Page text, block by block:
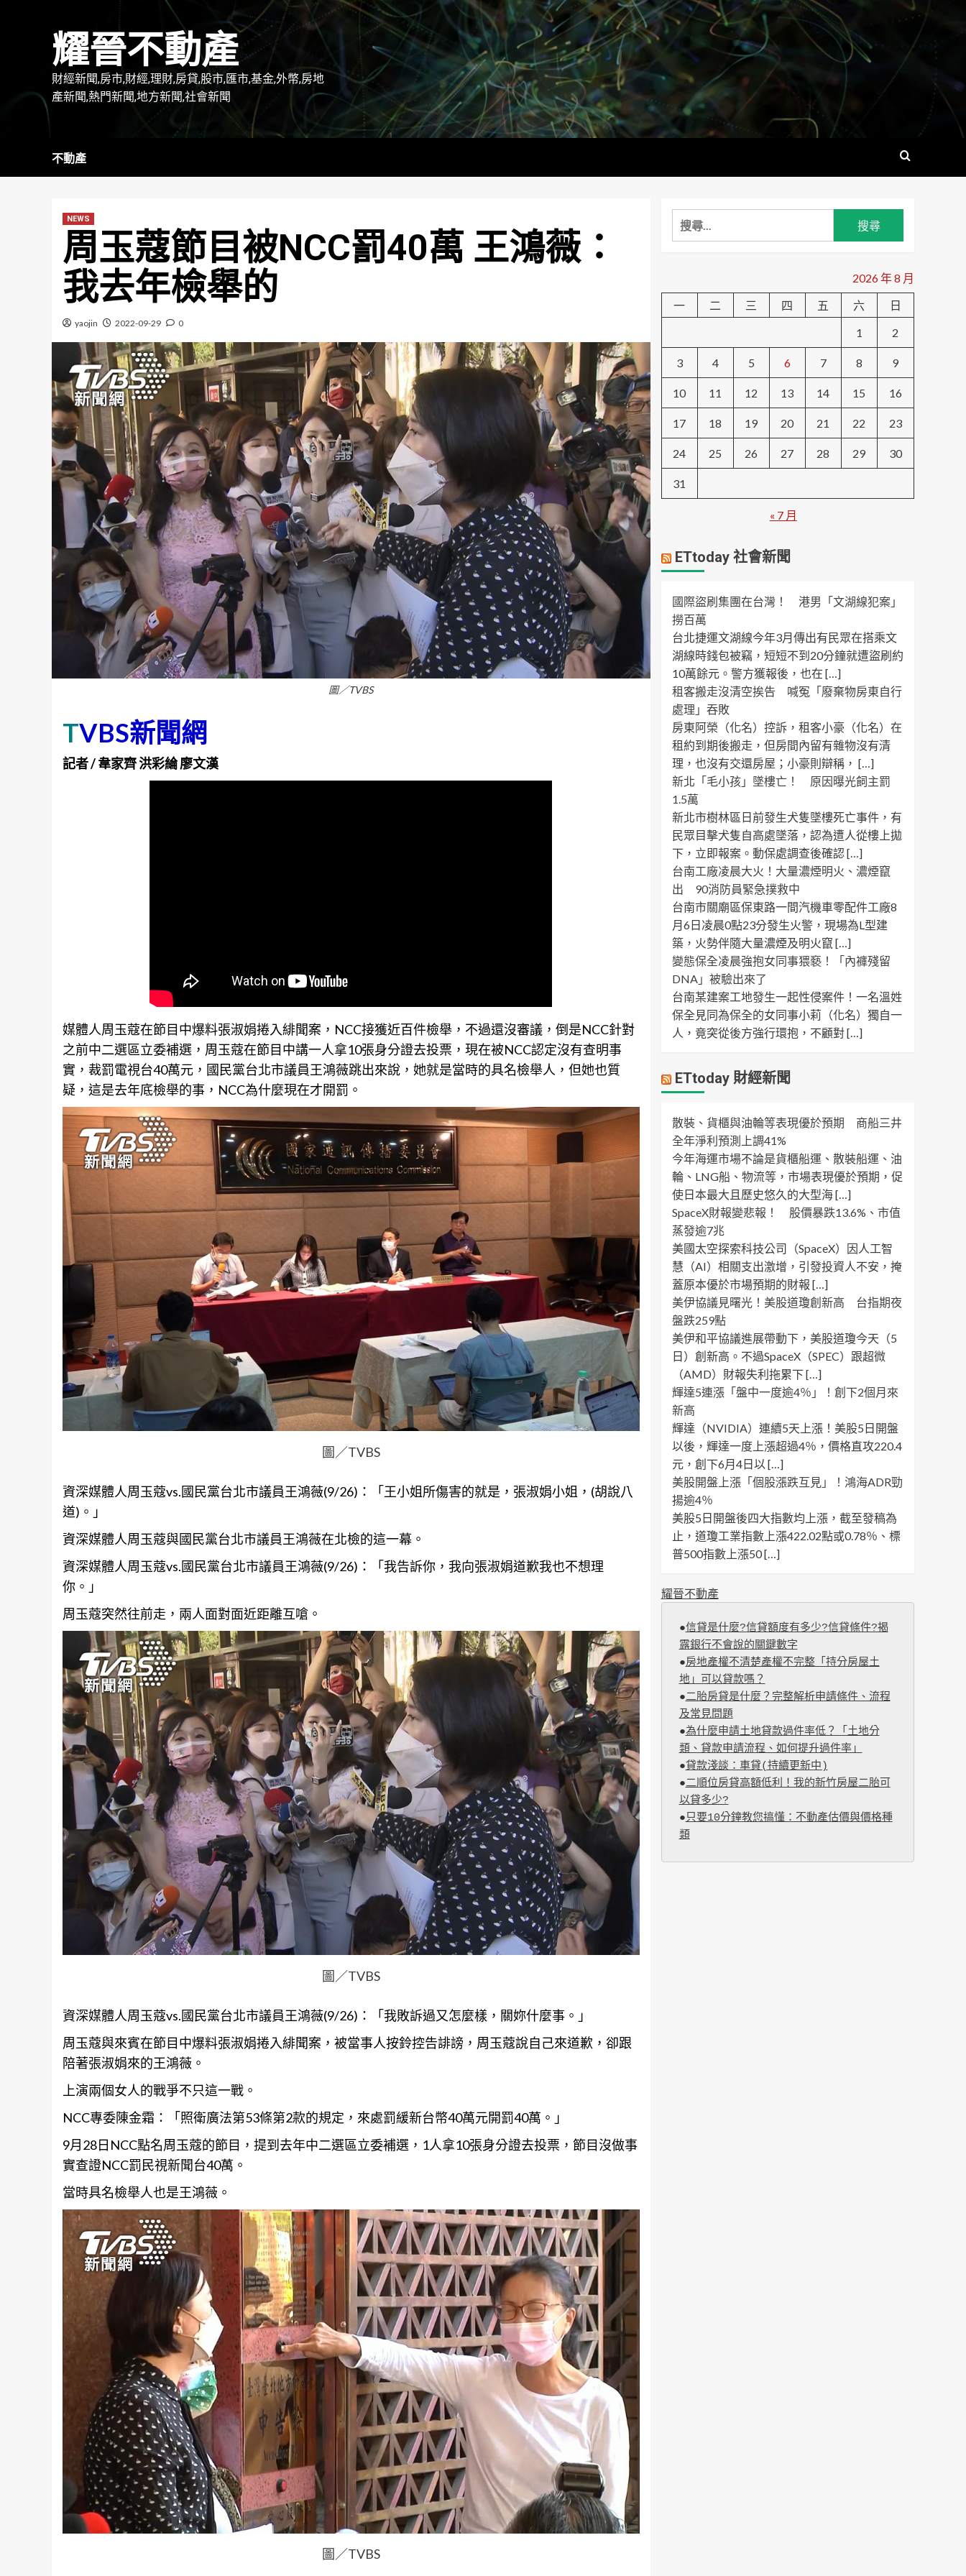
耀晉不動產
財經新聞,房市,財經,理財,房貸,股市,匯市,基金,外幣,房地
產新聞,熱門新聞,地方新聞,社會新聞
不動產
NEWS
周玉蔻節目被NCC罰40萬 王鴻薇：
我去年檢舉的
yaojin 2022-09-29 0
圖／TVBS
TVBS新聞網
記者 / 韋家齊 洪彩綸 廖文漢
媒體人周玉蔻在節目中爆料張淑娟捲入緋聞案，NCC接獲近百件檢舉，不過還沒審議，倒是NCC針對
之前中二選區立委補選，周玉蔻在節目中講一人拿10張身分證去投票，現在被NCC認定沒有查明事
實，裁罰電視台40萬元，國民黨台北市議員王鴻薇跳出來說，她就是當時的具名檢舉人，但她也質
疑，這是去年底檢舉的事，NCC為什麼現在才開罰。
圖／TVBS
資深媒體人周玉蔻vs.國民黨台北市議員王鴻薇(9/26)：「王小姐所傷害的就是，張淑娟小姐，(胡說八
道)。」
資深媒體人周玉蔻與國民黨台北市議員王鴻薇在北檢的這一幕。
資深媒體人周玉蔻vs.國民黨台北市議員王鴻薇(9/26)：「我告訴你，我向張淑娟道歉我也不想理
你。」
周玉蔻突然往前走，兩人面對面近距離互嗆。
圖／TVBS
資深媒體人周玉蔻vs.國民黨台北市議員王鴻薇(9/26)：「我敗訴過又怎麼樣，關妳什麼事。」
周玉蔻與來賓在節目中爆料張淑娟捲入緋聞案，被當事人按鈴控告誹謗，周玉蔻說自己來道歉，卻跟
陪著張淑娟來的王鴻薇。
上演兩個女人的戰爭不只這一戰。
NCC專委陳金霜：「照衛廣法第53條第2款的規定，來處罰緩新台幣40萬元開罰40萬。」
9月28日NCC點名周玉蔻的節目，提到去年中二選區立委補選，1人拿10張身分證去投票，節目沒做事
實查證NCC罰民視新聞台40萬。
當時具名檢舉人也是王鴻薇。
圖／TVBS
搜
尋
字:
2026 年 8 月
一
二 三 四 五 六
日
1
2
3 4 5 6 7 8 9
10 11 12 13 14 15 16
17 18 19 20 21 22 23
24 25 26 27 28 29 30
31
« 7 月
ETtoday 社會新聞
國際盜刷集團在台灣！ 港男「文湖線犯案」
撈百萬
台北捷運文湖線今年3月傳出有民眾在搭乘文
湖線時錢包被竊，短短不到20分鐘就遭盜刷約
10萬餘元。警方獲報後，也在 […]
租客搬走沒清空挨告 喊冤「廢棄物房東自行
處理」吞敗
房東阿榮（化名）控訴，租客小豪（化名）在
租約到期後搬走，但房間內留有雜物沒有清
理，也沒有交還房屋；小豪則辯稱， […]
新北「毛小孩」墜樓亡！ 原因曝光飼主罰
1.5萬
新北市樹林區日前發生犬隻墜樓死亡事件，有
民眾目擊犬隻自高處墜落，認為遭人從樓上拋
下，立即報案。動保處調查後確認 […]
台南工廠凌晨大火！大量濃煙明火、濃煙竄
出 90消防員緊急撲救中
台南市關廟區保東路一間汽機車零配件工廠8
月6日凌晨0點23分發生火警，現場為L型建
築，火勢伴隨大量濃煙及明火竄 […]
變態保全凌晨強抱女同事猥褻！「內褲殘留
DNA」被驗出來了
台南某建案工地發生一起性侵案件！一名溫姓
保全見同為保全的女同事小莉（化名）獨自一
人，竟突從後方強行環抱，不顧對 […]
ETtoday 財經新聞
散裝、貨櫃與油輪等表現優於預期 商船三井
全年淨利預測上調41%
今年海運市場不論是貨櫃船運、散裝船運、油
輪、LNG船、物流等，市場表現優於預期，促
使日本最大且歷史悠久的大型海 […]
SpaceX財報變悲報！ 股價暴跌13.6%、市值
蒸發逾7兆
美國太空探索科技公司（SpaceX）因人工智
慧（AI）相關支出激增，引發投資人不安，掩
蓋原本優於市場預期的財報 […]
美伊協議見曙光！美股道瓊創新高 台指期夜
盤跌259點
美伊和平協議進展帶動下，美股道瓊今天（5
日）創新高。不過SpaceX（SPEC）跟超微
（AMD）財報失利拖累下 […]
輝達5連漲「盤中一度逾4％」！創下2個月來
新高
輝達（NVIDIA）連續5天上漲！美股5日開盤
以後，輝達一度上漲超過4％，價格直攻220.4
元，創下6月4日以 […]
美股開盤上漲「個股漲跌互見」！鴻海ADR勁
揚逾4％
美股5日開盤後四大指數均上漲，截至發稿為
止，道瓊工業指數上漲422.02點或0.78％、標
普500指數上漲50 […]
耀晉不動產
●信貸是什麼?信貸額度有多少?信貸條件?揭
露銀行不會說的關鍵數字
●房地產權不清楚產權不完整「持分房屋土
地」可以貸款嗎？
●二胎房貸是什麼？完整解析申請條件、流程
及常見問題
●為什麼申請土地貸款過件率低？「土地分
類、貸款申請流程、如何提升過件率」
●貸款淺談：車貸(持續更新中)
●二順位房貸高額低利！我的新竹房屋二胎可
以貸多少?
●只要10分鐘教您搞懂：不動產估價與價格種
類